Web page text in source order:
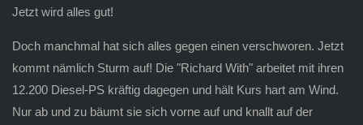
Jetzt wird alles gut!
Doch manchmal hat sich alles gegen einen verschworen. Jetzt
kommt nämlich Sturm auf! Die "Richard With" arbeitet mit ihren
12.200 Diesel-PS kräftig dagegen und hält Kurs hart am Wind.
Nur ab und zu bäumt sie sich vorne auf und knallt auf der